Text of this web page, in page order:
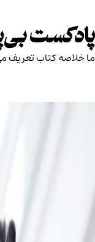
to
content
پادکست
ما خلاصه کتاب تعریف